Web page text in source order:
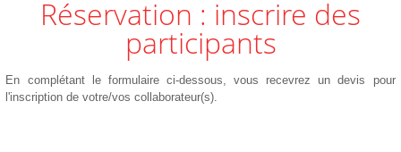
Réservation : inscrire des
participants
En complétant le formulaire ci-dessous, vous recevrez un devis pour
l'inscription de votre/vos collaborateur(s).